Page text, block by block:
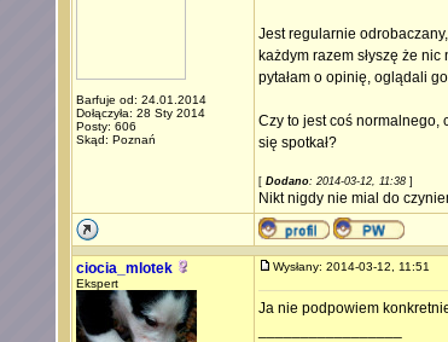
Barfuje od: 24.01.2014
Dołączyła: 28 Sty 2014
Posty: 606
Skąd: Poznań
Jest regularnie
każdym razem słyszę że
pytałam o opinię, oglądali
Czy to jest coś normalnego,
się spotkał?
[ Dodano: 2014-03-12, 11:38 ]
Nikt nigdy nie mial do
ciocia_mlotek
Ekspert
Wysłany: 2014-03-12, 11:51
Ja nie podpowiem